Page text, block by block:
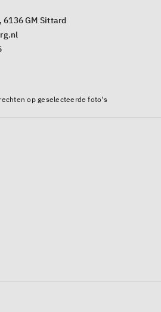
6136 GM Sittard
op geselecteerde foto's